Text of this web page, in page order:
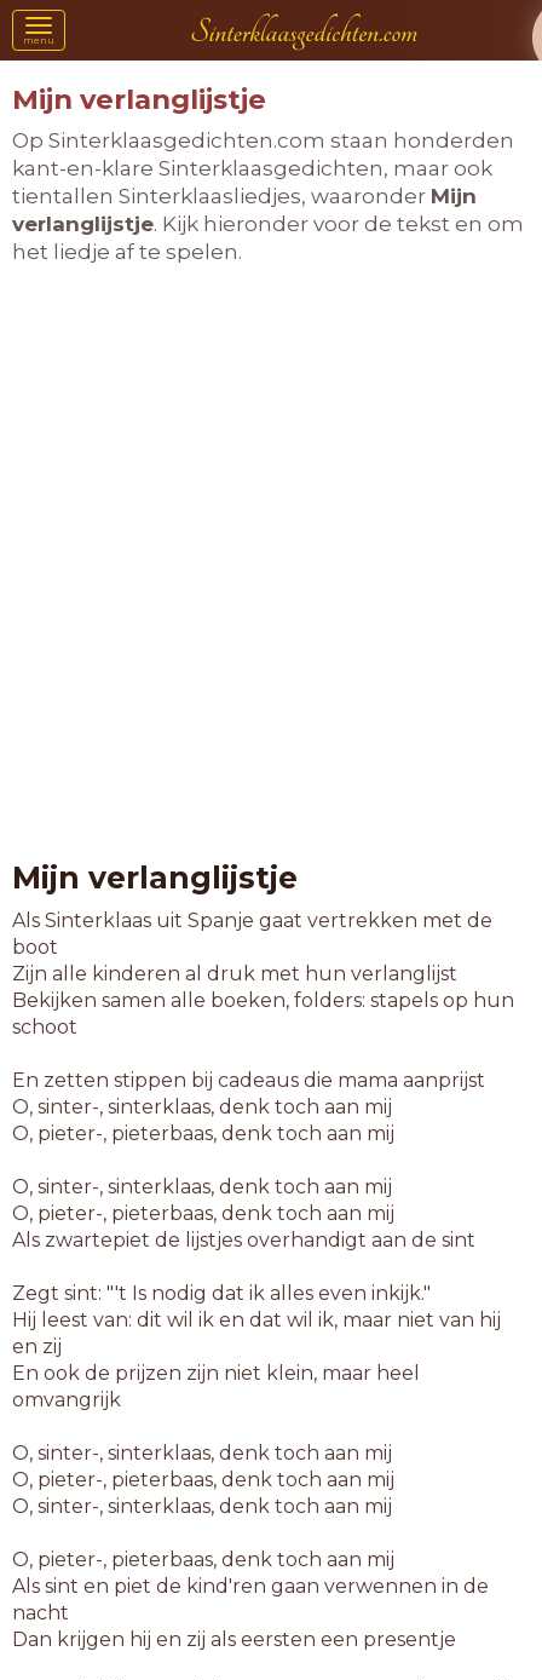
Toggle
navigation
menu
Mijn verlanglijstje
Op Sinterklaasgedichten.com staan honderden
kant-en-klare Sinterklaasgedichten, maar ook
tientallen Sinterklaasliedjes, waaronder Mijn
verlanglijstje. Kijk hieronder voor de tekst en om
het liedje af te spelen.
Mijn verlanglijstje
Als Sinterklaas uit Spanje gaat vertrekken met de
boot
Zijn alle kinderen al druk met hun verlanglijst
Bekijken samen alle boeken, folders: stapels op hun
schoot
En zetten stippen bij cadeaus die mama aanprijst
O, sinter-, sinterklaas, denk toch aan mij
O, pieter-, pieterbaas, denk toch aan mij
O, sinter-, sinterklaas, denk toch aan mij
O, pieter-, pieterbaas, denk toch aan mij
Als zwartepiet de lijstjes overhandigt aan de sint
Zegt sint: "'t Is nodig dat ik alles even inkijk."
Hij leest van: dit wil ik en dat wil ik, maar niet van hij
en zij
En ook de prijzen zijn niet klein, maar heel
omvangrijk
O, sinter-, sinterklaas, denk toch aan mij
O, pieter-, pieterbaas, denk toch aan mij
O, sinter-, sinterklaas, denk toch aan mij
O, pieter-, pieterbaas, denk toch aan mij
Als sint en piet de kind'ren gaan verwennen in de
nacht
Dan krijgen hij en zij als eersten een presentje